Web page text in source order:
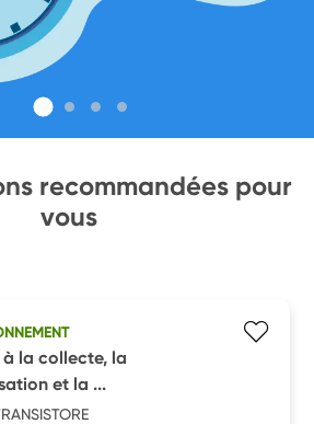
recommandées pour
vous
la collecte, la
et la ...